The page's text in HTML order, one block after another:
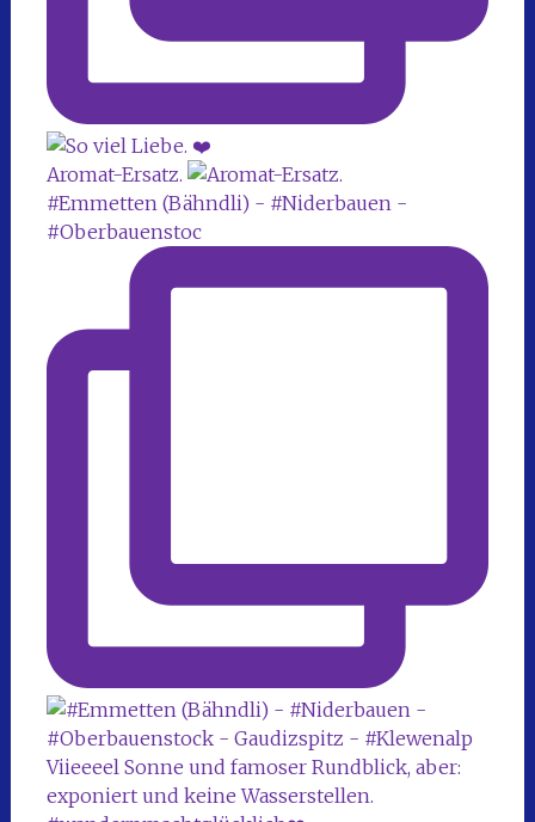
Aromat-Ersatz.
#Emmetten (Bähndli) - #Niderbauen -
#Oberbauenstoc